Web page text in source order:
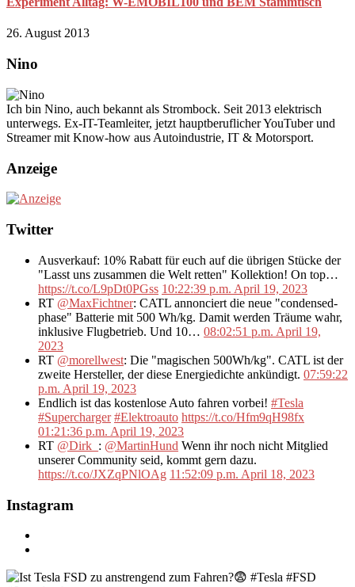
26. August 2013
Nino
Ich bin Nino, auch bekannt als Strombock. Seit 2013 elektrisch
unterwegs. Ex-IT-Teamleiter, jetzt hauptberuflicher YouTuber und
Streamer mit Know-how aus Autoindustrie, IT & Motorsport.
Anzeige
Twitter
Ausverkauf: 10% Rabatt für euch auf die übrigen Stücke der
"Lasst uns zusammen die Welt retten" Kollektion! On top…
https://t.co/L9pDt0PGss 10:22:39 p.m. April 19, 2023
RT @MaxFichtner: CATL annonciert die neue "condensed-
phase" Batterie mit 500 Wh/kg. Damit werden Träume wahr,
inklusive Flugbetrieb. Und 10… 08:02:51 p.m. April 19,
2023
RT @morellwest: Die "magischen 500Wh/kg". CATL ist der
zweite Hersteller, der diese Energiedichte ankündigt. 07:59:22
p.m. April 19, 2023
Endlich ist das kostenlose Auto fahren vorbei! #Tesla
#Supercharger #Elektroauto https://t.co/Hfm9qH98fx
01:21:36 p.m. April 19, 2023
RT @Dirk_ : @MartinHund Wenn ihr noch nicht Mitglied
unserer Community seid, kommt gern dazu.
https://t.co/JXZqPNlOAg 11:52:09 p.m. April 18, 2023
Instagram